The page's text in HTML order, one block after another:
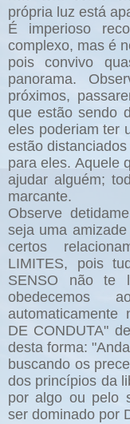
própria luz está
É imperioso
complexo, mas é
pois convivo
panorama.
próximos,
que estão sendo
eles poderiam ter
estão
para eles. Aquele
ajudar alguém;
marcante.
Observe
seja uma
certos
LIMITES, pois
SENSO não te
obedecemos
automaticamente
DE CONDUTA"
desta forma:
buscando os
dos princípios da
por algo ou pelo
ser dominado por